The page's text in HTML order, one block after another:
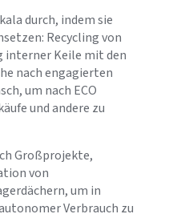
durch, indem sie
Recycling von
interner Keile mit den
nach engagierten
um nach ECO
und andere zu
Großprojekte,
von
um in
Verbrauch zu